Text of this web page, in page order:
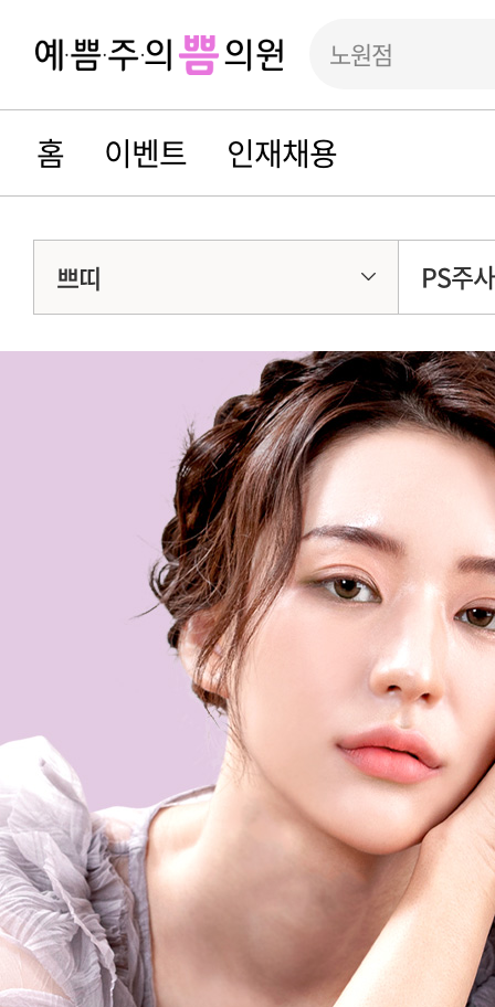
노원점
홈 이벤트 인재채용
쁘띠 PS주사